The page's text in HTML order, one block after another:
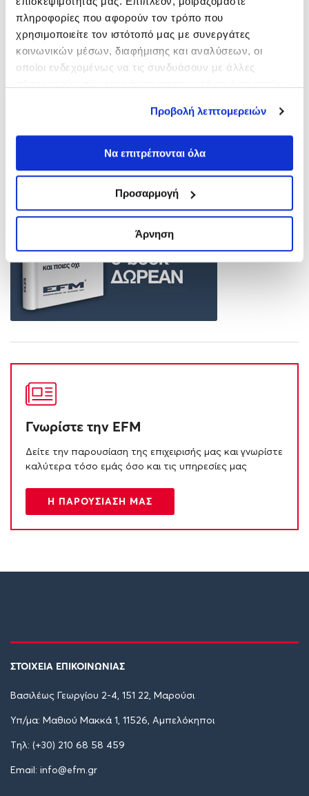
πληροφορίες που αφορούν τον τρόπο που
χρησιμοποιείτε τον ιστότοπό μας με συνεργάτες
κοινωνικών μέσων, διαφήμισης και αναλύσεων, οι
οποίοι ενδεχομένως να τις συνδυάσουν με άλλες
Προβολή λεπτομερειών
Να επιτρέπονται όλα
Προσαρμογή
Άρνηση
Πώς μπορούμε να σας βοηθήσουμε;
Η έμπειρη ομάδα μας είναι πάντα πρόθυμη να σας
εξυπηρετήσει.
ΕΠΙΚΟΙΝΩΝΙΑ
Γνωρίστε την EFM
Δείτε την παρουσίαση της επιχειρισής μας και γνωρίστε
καλύτερα τόσο εμάς όσο και τις υπηρεσίες μας
Η ΠΑΡΟΥΣΙΑΣΗ ΜΑΣ
ΣΤΟΙΧΕΙΑ ΕΠΙΚΟΙΝΩΝΙΑΣ
Βασιλέως Γεωργίου 2-4, 151 22, Μαρούσι
Υπ/μα: Μαθιού Μακκά 1, 11526, Αμπελόκηποι
Tηλ: (+30) 210 68 58 459
Email: info@efm.gr